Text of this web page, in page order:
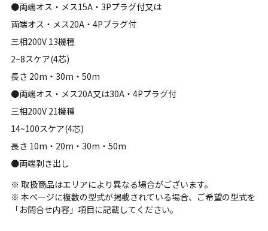
●両端オス・メス15A・3Pプラグ付又は
両端オス・メス20A・4Pプラグ付
三相200V 13機種
2~8スケア(4芯)
長さ 20m・30m・50m
●両端オス・メス20A又は30A・4Pプラグ付
三相200V 21機種
14~100スケア(4芯)
長さ 10m・20m・30m・50m
●両端剥き出し
※ 取扱商品はエリアにより異なる場合がございます。
※ 本ページに複数の型式が掲載されている場合、ご希望の型式を
「お問合せ内容」項目に記載してください。